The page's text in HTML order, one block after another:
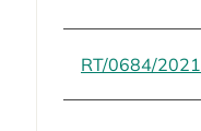
RT/0684/2021